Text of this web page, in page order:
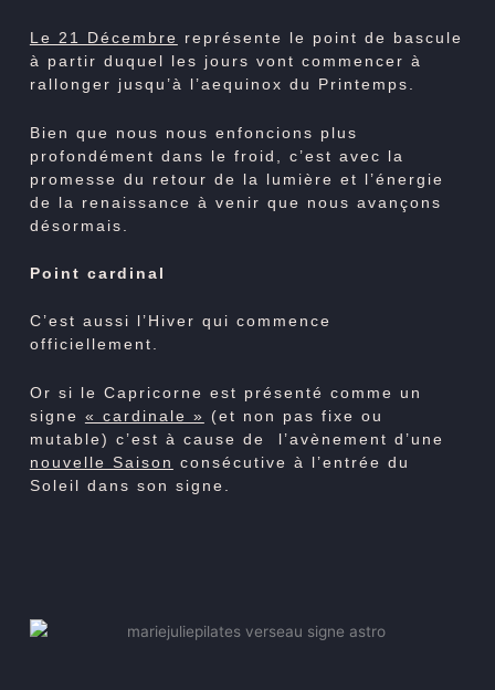
Le 21 Décembre représente le point de bascule
à partir duquel les jours vont commencer à
rallonger jusqu’à l’aequinox du Printemps.
Bien que nous nous enfoncions plus
profondément dans le froid, c’est avec la
promesse du retour de la lumière et l’énergie
de la renaissance à venir que nous avançons
désormais.
Point cardinal
C’est aussi l’Hiver qui commence
officiellement.
Or si le Capricorne est présenté comme un
signe « cardinale » (et non pas fixe ou
mutable) c’est à cause de l’avènement d’une
nouvelle Saison consécutive à l’entrée du
Soleil dans son signe.